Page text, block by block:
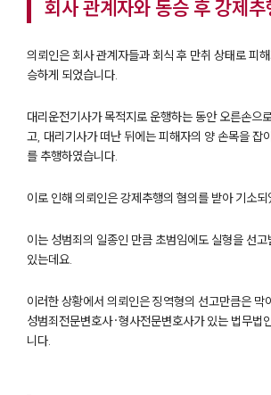
회사 관계자와 동승 후 강제추
의뢰인은 회사 관계자들과 회식 후 만취 상태로 피
승하게 되었습니다.
대리운전기사가 목적지로 운행하는 동안 오른손으
고, 대리기사가 떠난 뒤에는 피해자의 양 손목을 잡
를 추행하였습니다.
이로 인해 의뢰인은 강제추행의 혐의를 받아 기소되
이는 성범죄의 일종인 만큼 초범임에도 실형을 선
있는데요.
이러한 상황에서 의뢰인은 징역형의 선고만큼은 막
성범죄전문변호사·형사전문변호사가 있는 법무법
니다.